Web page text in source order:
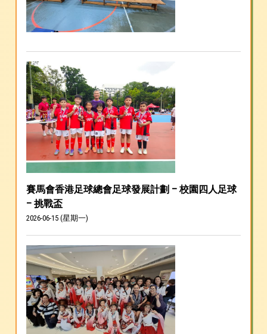
賽馬會香港足球總會足球發展計劃 – 校園四人足球
– 挑戰盃
2026-06-15 (星期一)